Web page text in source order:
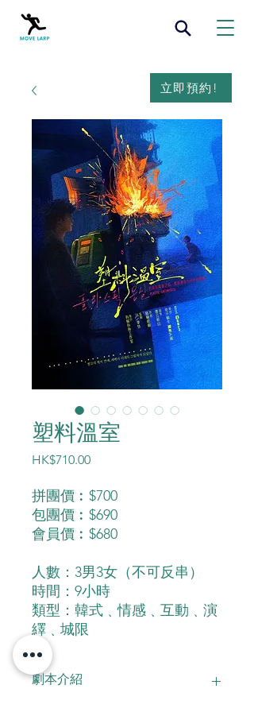
塑料溫室
HK$710.00價
拼團價︰$700
包團價︰$690
會員價︰$680
人數：3男3女（不可反串）
時間：9小時
類型：韓式﹑情感﹑互動﹑演
繹﹑城限
劇本介紹
立即預約!